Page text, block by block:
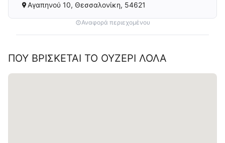
Αγαπηνού 10, Θεσσαλονίκη, 54621
Αναφορά περιεχομένου
ΠΟΥ ΒΡΊΣΚΕΤΑΙ ΤΟ ΟΥΖΕΡΊ ΛΌΛΑ